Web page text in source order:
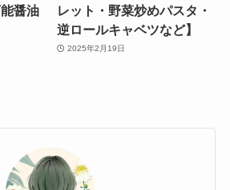
醤油
レット・野菜炒めパスタ・
逆ロールキャベツなど】
2025年2月19日